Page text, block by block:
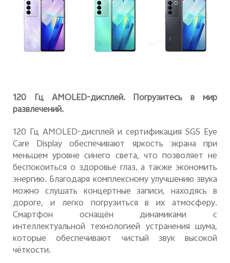
120 Гц AMOLED-дисплей. Погрузитесь в мир
развлечений.
120 Гц AMOLED-дисплей и сертификация SGS Eye
Care Display обеспечивают яркость экрана при
меньшем уровне синего света, что позволяет не
беспокоиться о здоровье глаз, а также экономить
энергию. Благодаря комплексному улучшению звука
можно слушать концертные записи, находясь в
дороге, и легко погрузиться в их атмосферу.
Смартфон оснащён динамиками с
интеллектуальной технологией устранения шума,
которые обеспечивают чистый звук высокой
чёткости.